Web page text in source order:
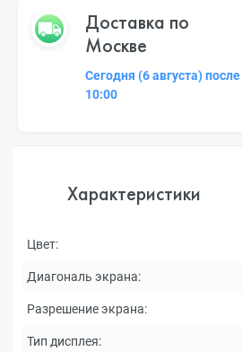
Доставка по
Москве
Сегодня (6 августа) после
10:00
Характеристики
Цвет:
Диагональ экрана:
Разрешение экрана:
Тип дисплея: